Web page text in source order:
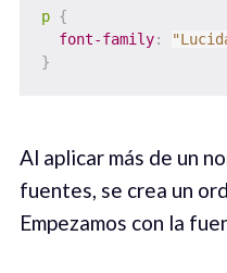
p {
font-family:
}
Al aplicar más de un
fuentes, se crea un
Empezamos con la